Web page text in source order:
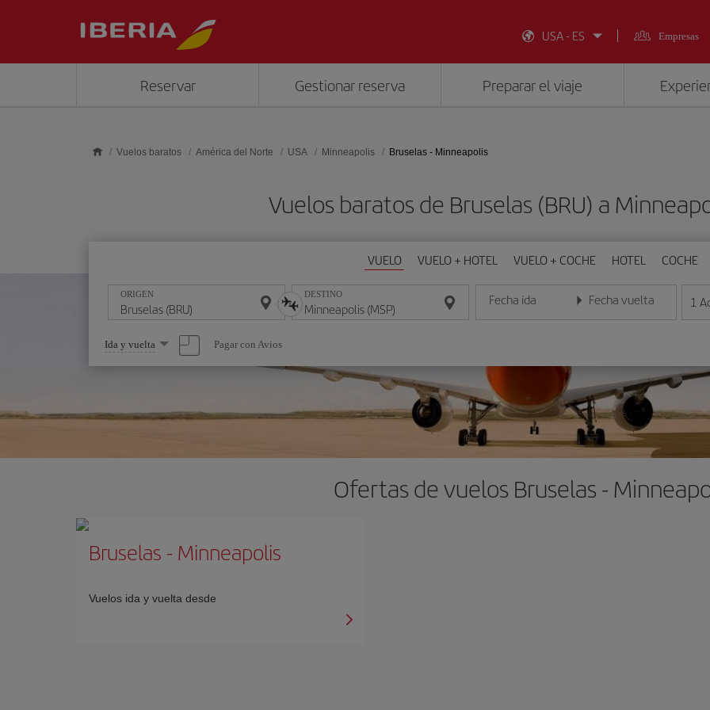
USA - ES
Empresas
Reservar Gestionar reserva Preparar el viaje
Vuelos baratos América del Norte USA Minneapolis Bruselas - Minneapolis
Vuelos baratos de Bruselas (BRU) a
VUELO VUELO + HOTEL VUELO + COCHE HOTEL COCHE
ORIGEN DESTINO Fecha ida
Introduce la fecha en formato día/mes/año
Fecha vuelta
Introduce la fecha en 1
Seleccione
una
opción
Ida y vuelta Pagar con Avios
Ofertas de vuelos Bruselas -
Bruselas - Minneapolis
Vuelos ida y vuelta desde